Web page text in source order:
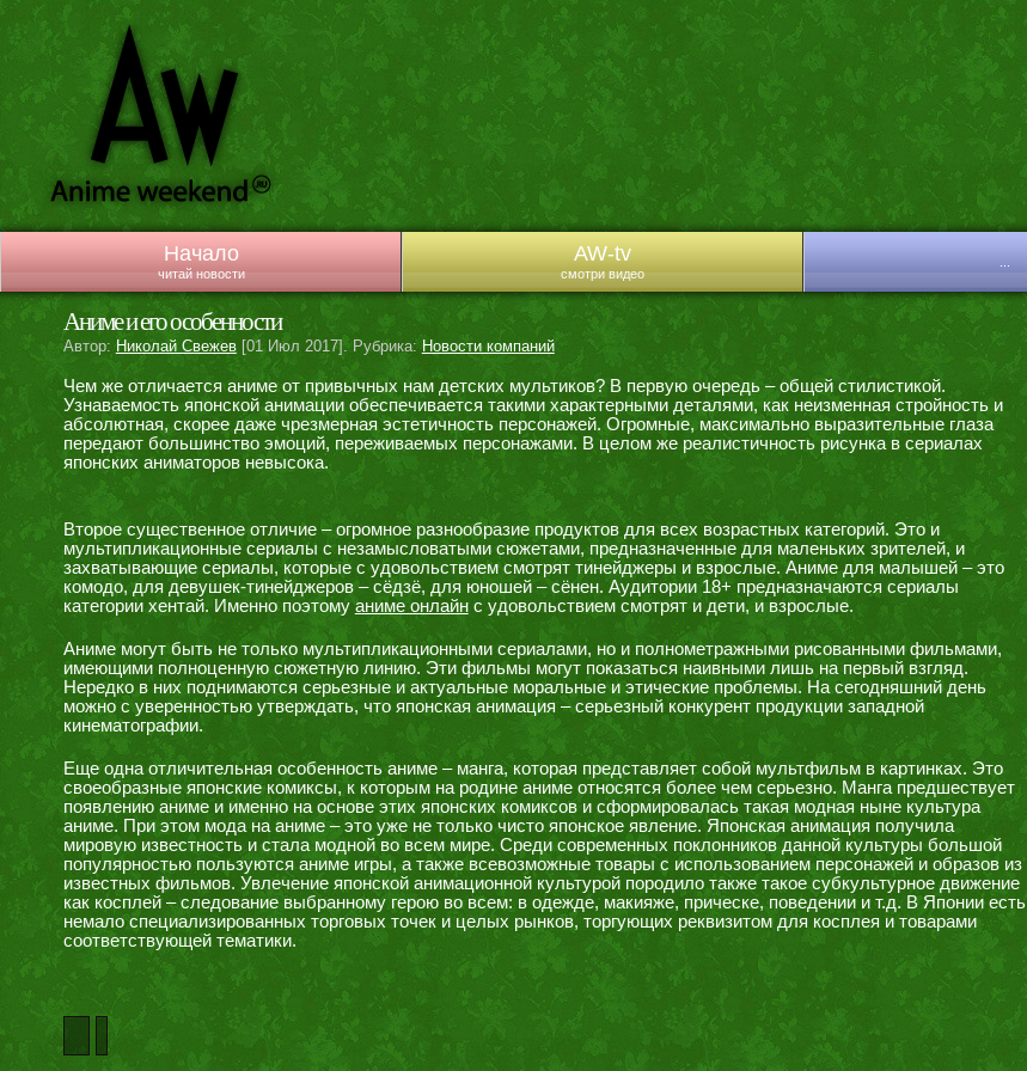
Начало
читай новости
AW-tv
смотри видео
Аниме и его особенности
Автор: Николай Свежев[01 Июл 2017]. Рубрика: Новости компаний
Чем же отличается аниме от привычных нам детских мультиков? В первую очередь – общей стилистикой.
Узнаваемость японской анимации обеспечивается такими характерными деталями, как неизменная стройность и
абсолютная, скорее даже чрезмерная эстетичность персонажей. Огромные, максимально выразительные глаза
передают большинство эмоций, переживаемых персонажами. В целом же реалистичность рисунка в сериалах
японских аниматоров невысока.
Второе существенное отличие – огромное разнообразие продуктов для всех возрастных категорий. Это и
мультипликационные сериалы с незамысловатыми сюжетами, предназначенные для маленьких зрителей, и
захватывающие сериалы, которые с удовольствием смотрят тинейджеры и взрослые. Аниме для малышей – это
комодо, для девушек-тинейджеров – сёдзё, для юношей – сёнен. Аудитории 18+ предназначаются сериалы
категории хентай. Именно поэтомуаниме онлайнс удовольствием смотрят и дети, и взрослые.
Аниме могут быть не только мультипликационными сериалами, но и полнометражными рисованными фильмами,
имеющими полноценную сюжетную линию. Эти фильмы могут показаться наивными лишь на первый взгляд.
Нередко в них поднимаются серьезные и актуальные моральные и этические проблемы. На сегодняшний день
можно с уверенностью утверждать, что японская анимация – серьезный конкурент продукции западной
кинематографии.
Еще одна отличительная особенность аниме – манга, которая представляет собой мультфильм в картинках. Это
своеобразные японские комиксы, к которым на родине аниме относятся более чем серьезно. Манга предшествует
появлению аниме и именно на основе этих японских комиксов и сформировалась такая модная ныне культура
аниме. При этом мода на аниме – это уже не только чисто японское явление. Японская анимация получила
мировую известность и стала модной во всем мире. Среди современных поклонников данной культуры большой
популярностью пользуются аниме игры, а также всевозможные товары с использованием персонажей и образов из
известных фильмов. Увлечение японской анимационной культурой породило также такое субкультурное движение
как косплей – следование выбранному герою во всем: в одежде, макияже, прическе, поведении и т.д. В Японии есть
немало специализированных торговых точек и целых рынков, торгующих реквизитом для косплея и товарами
соответствующей тематики.